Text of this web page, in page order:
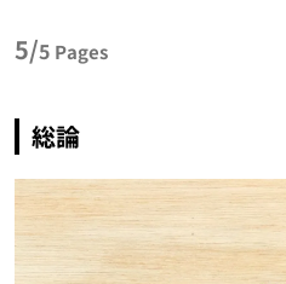
5/5 Pages
総論